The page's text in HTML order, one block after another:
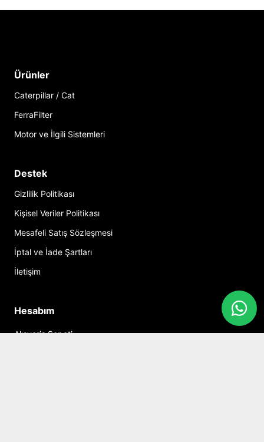
Ürünler
Caterpillar / Cat
FerraFilter
Motor ve İlgili Sistemleri
Destek
Gizlilik Politikası
Kişisel Veriler Politikası
Mesafeli Satış Sözleşmesi
İptal ve İade Şartları
İletişim
Hesabım
Alışveriş Sepeti